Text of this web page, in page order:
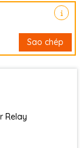
Sao chép
Relay